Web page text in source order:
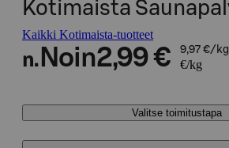
Kotimaista
Kaikki Kotimaista-tuotteet
n. Noin2,99 € 9,97 €/kg
€/kg
Valitse toimitustapa